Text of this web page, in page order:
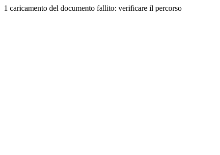
1 caricamento del documento fallito: verificare il percorso